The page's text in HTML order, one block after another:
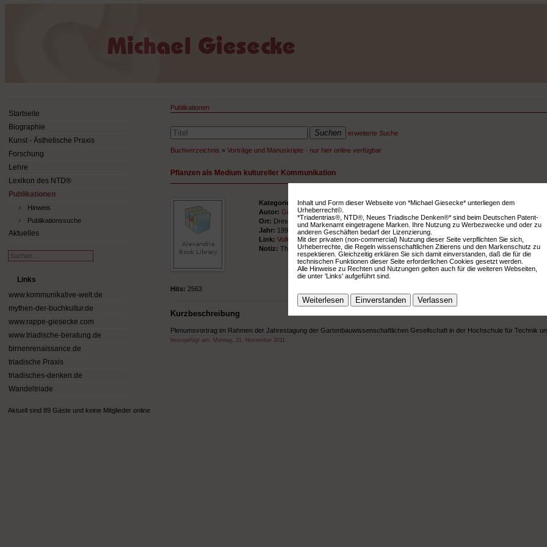
Startseite
Biographie
Kunst - Ästhetische Praxis
Forschung
Lehre
Lexikon des NTD®
Publikationen
Hinweis
Publikationssuche
Aktuelles
Suchen
...
Links
www.kommunikative-welt.de
mythen-der-buchkultur.de
www.rappe-giesecke.com
www.triadische-beratung.de
birnenrenaissance.de
triadische Praxis
triadisches-denken.de
Wandeltriade
Aktuell sind 89 Gäste und keine Mitglieder online
Publikationen
erweiterte Suche
Buchverzeichnis » Vorträge und Manuskripte - nur hier online verfügbar
Pflanzen als Medium kultureller Kommunikation
Kategorie:
Vorträge und Manuskripte - nur hier online verfügbar
Autor:Giesecke, Michael
Ort: Dresden
Jahr: 1999
Link:Volltext HTML
Notiz:Theorie; Beratung
Hits: 2563
Kurzbeschreibung
Plenumsvortrag im Rahmen der Jahrestagung der Gartenbauwissenschaftlichen Gesellschaft in der Hochschule für Technik
hinzugefügt am: Montag, 21. November 2011
Inhalt und Form dieser Webseite von *Michael Giesecke* unterliegen dem
Urheberrecht©.
*Triadentrias®, NTD®, Neues Triadische Denken®* sind beim Deutschen Patent-
und Markenamt eingetragene Marken. Ihre Nutzung zu Werbezwecke und oder zu
anderen Geschäften bedarf der Lizenzierung.
Mit der privaten (non-commercial) Nutzung dieser Seite verpflichten Sie sich,
Urheberrechte, die Regeln wissenschaftlichen Zitierens und den Markenschutz zu
respektieren. Gleichzeitig erklären Sie sich damit einverstanden, daß die für die
technischen Funktionen dieser Seite erforderlichen Cookies gesetzt werden.
Alle Hinweise zu Rechten und Nutzungen gelten auch für die weiteren Webseiten,
die unter 'Links' aufgeführt sind.
Weiterlesen Einverstanden Verlassen